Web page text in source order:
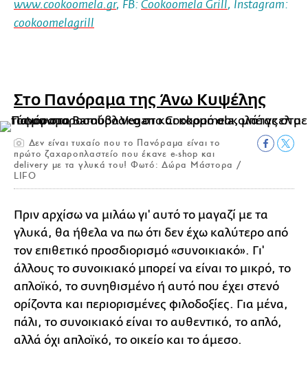
www.cookoomela.gr, FΒ: Cookoomela Grill, Instagram:
cookoomelagrill
Στο Πανόραμα της Άνω Κυψέλης
Δεν είναι τυχαίο που το Πανόραμα είναι το
πρώτο ζαχαροπλαστείο που έκανε e-shop και
delivery με τα γλυκά του! Φωτό: Δώρα Μάστορα /
LIFO
Πριν αρχίσω να μιλάω γι' αυτό το μαγαζί με τα
γλυκά, θα ήθελα να πω ότι δεν έχω καλύτερο από
τον επιθετικό προσδιορισμό «συνοικιακό». Γι'
άλλους το συνοικιακό μπορεί να είναι το μικρό, το
απλοϊκό, το συνηθισμένο ή αυτό που έχει στενό
ορίζοντα και περιορισμένες φιλοδοξίες. Για μένα,
πάλι, το συνοικιακό είναι το αυθεντικό, το απλό,
αλλά όχι απλοϊκό, το οικείο και το άμεσο.